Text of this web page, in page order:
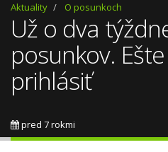
Aktuality O posunkoch
Už o dva
posunkov.
prihlásiť
pred 7 rokmi